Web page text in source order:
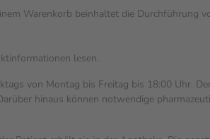
Warenkorb beinhaltet die
lesen.
von Montag bis Freitag bis 18:00 Uhr.
hinaus können notwendige